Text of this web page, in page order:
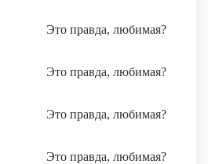
Это правда, любимая?
Это правда, любимая?
Это правда, любимая?
Это правда, любимая?